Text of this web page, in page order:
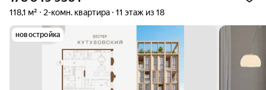
118,1 м² 2-комн. квартира 11 этаж из 18
новостройка